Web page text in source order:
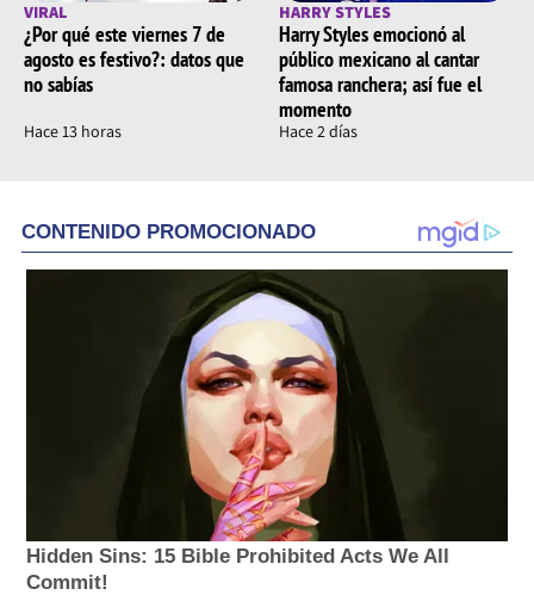
VIRAL
¿Por qué este viernes 7 de
agosto es festivo?: datos que
no sabías
Hace 13 horas
HARRY STYLES
Harry Styles emocionó al
público mexicano al cantar
famosa ranchera; así fue el
momento
Hace 2 días